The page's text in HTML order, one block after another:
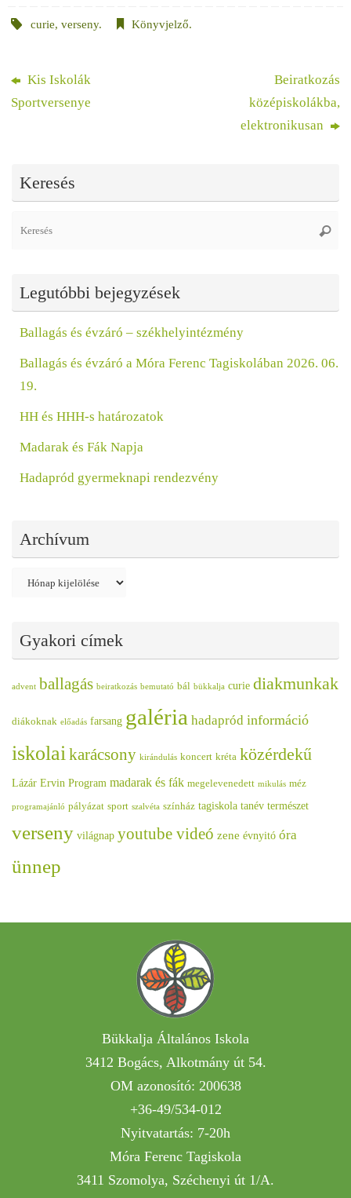
curie,verseny. Könyvjelző.
Kis Iskolák
Sportversenye
Beiratkozás
középiskolákba,
elektronikusan
Keresés
Legutóbbi bejegyzések
Ballagás és évzáró – székhelyintézmény
Ballagás és évzáró a Móra Ferenc Tagiskolában 2026. 06.
19.
HH és HHH-s határozatok
Madarak és Fák Napja
Hadapród gyermeknapi rendezvény
Archívum
Archívum
Gyakori címek
advent ballagás beiratkozás bemutató bál bükkalja curie diakmunkak
diákoknak előadás farsang galéria hadapród információ
iskolaikarácsony kirándulás koncert kréta közérdekű
Lázár Ervin Program madarak és fák megelevenedett mikulás méz
programajánló pályázat sport szalvéta színház tagiskola tanév természet
verseny világnap youtube videó zene évnyitó óra
ünnep
Bükkalja Általános Iskola
3412 Bogács, Alkotmány út 54.
OM azonosító: 200638
+36-49/534-012
Nyitvatartás: 7-20h
Móra Ferenc Tagiskola
3411 Szomolya, Széchenyi út 1/A.